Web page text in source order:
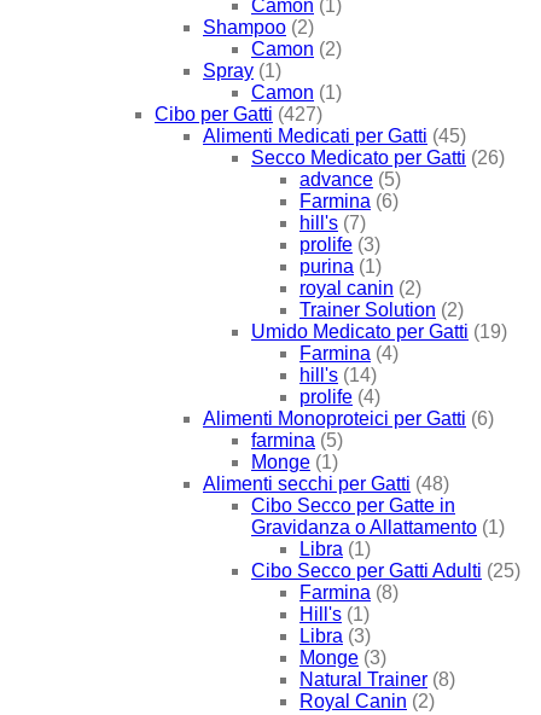
Camon (1)
Shampoo (2)
Camon (2)
Spray (1)
Camon (1)
Cibo per Gatti (427)
Alimenti Medicati per Gatti (45)
Secco Medicato per Gatti (26)
advance (5)
Farmina (6)
hill's (7)
prolife (3)
purina (1)
royal canin (2)
Trainer Solution (2)
Umido Medicato per Gatti (19)
Farmina (4)
hill's (14)
prolife (4)
Alimenti Monoproteici per Gatti (6)
farmina (5)
Monge (1)
Alimenti secchi per Gatti (48)
Cibo Secco per Gatte in
Gravidanza o Allattamento (1)
Libra (1)
Cibo Secco per Gatti Adulti (25)
Farmina (8)
Hill's (1)
Libra (3)
Monge (3)
Natural Trainer (8)
Royal Canin (2)